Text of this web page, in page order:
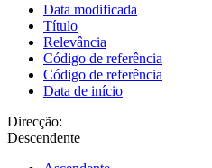
Data modificada
Título
Relevância
Código de referência
Código de referência
Data de início
Direcção:
Descendente